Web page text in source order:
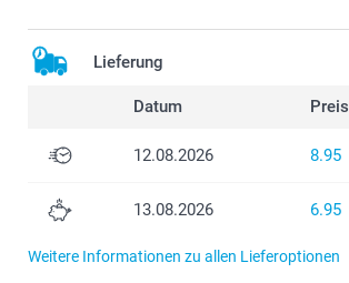
Lieferung
Datum Preis
12.08.2026 8.95
13.08.2026 6.95
Weitere Informationen zu allen Lieferoptionen